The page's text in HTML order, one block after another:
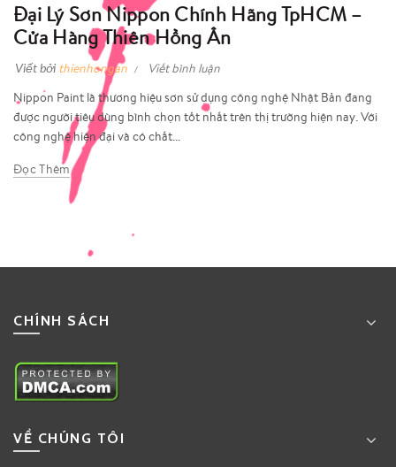
Đại Lý Sơn Nippon Chính Hãng TpHCM –
Cửa Hàng Thiên Hồng Ân
Viết bởi thienhongan
Viết bình luận
Nippon Paint là thương hiệu sơn sử dụng công nghệ Nhật Bản đang
được người tiêu dùng bình chọn tốt nhất trên thị trường hiện nay. Với
công nghệ hiện đại và có chất...
Đọc Thêm
CHÍNH SÁCH
VỀ CHÚNG TÔI